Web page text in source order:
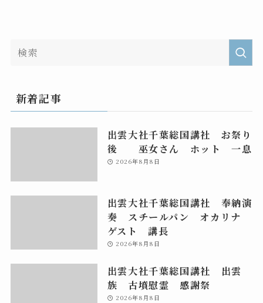
新着記事
出雲大社千葉総国講社 お祭り
後 巫女さん ホット 一息
2026年8月8日
出雲大社千葉総国講社 奉納演
奏 スチールパン オカリナ
ゲスト 講長
2026年8月8日
出雲大社千葉総国講社 出雲
族 古墳慰霊 感謝祭
2026年8月8日